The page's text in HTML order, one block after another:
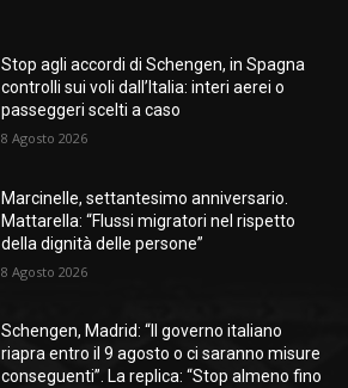
Stop agli accordi di Schengen, in Spagna
controlli sui voli dall’Italia: interi aerei o
passeggeri scelti a caso
8 Agosto 2026
Marcinelle, settantesimo anniversario.
Mattarella: “Flussi migratori nel rispetto
della dignità delle persone”
8 Agosto 2026
Schengen, Madrid: “Il governo italiano
riapra entro il 9 agosto o ci saranno misure
conseguenti”. La replica: “Stop almeno fino